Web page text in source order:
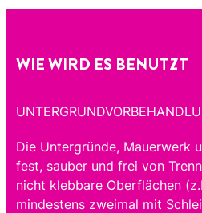
WIE WIRD ES BENUTZT
Die Untergründe, Mauerwerk
fest, sauber und frei von
nicht klebbare Oberflächen
mindestens zweimal mit